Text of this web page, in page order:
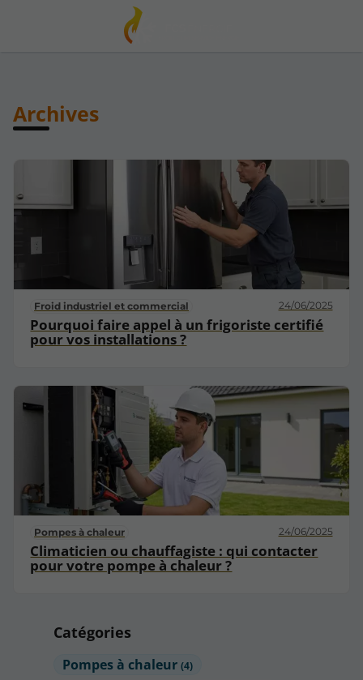
Catégories
Pompes à chaleur (4)
Archives
Froid industriel et commercial 24/06/2025
Pourquoi faire appel à un frigoriste certifié
pour vos installations ?
Pompes à chaleur 24/06/2025
Climaticien ou chauffagiste : qui contacter
pour votre pompe à chaleur ?